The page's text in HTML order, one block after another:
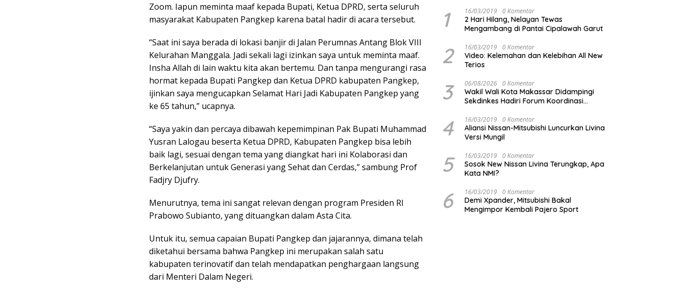
Zoom. Iapun meminta maaf kepada Bupati, Ketua DPRD, serta seluruh
masyarakat Kabupaten Pangkep karena batal hadir di acara tersebut.
“Saat ini saya berada di lokasi banjir di Jalan Perumnas Antang Blok VIII
Kelurahan Manggala. Jadi sekali lagi izinkan saya untuk meminta maaf.
Insha Allah di lain waktu kita akan bertemu. Dan tanpa mengurangi rasa
hormat kepada Bupati Pangkep dan Ketua DPRD kabupaten Pangkep,
ijinkan saya mengucapkan Selamat Hari Jadi Kabupaten Pangkep yang
ke 65 tahun,” ucapnya.
“Saya yakin dan percaya dibawah kepemimpinan Pak Bupati Muhammad
Yusran Lalogau beserta Ketua DPRD, Kabupaten Pangkep bisa lebih
baik lagi, sesuai dengan tema yang diangkat hari ini Kolaborasi dan
Berkelanjutan untuk Generasi yang Sehat dan Cerdas,” sambung Prof
Fadjry Djufry.
Menurutnya, tema ini sangat relevan dengan program Presiden RI
Prabowo Subianto, yang dituangkan dalam Asta Cita.
Untuk itu, semua capaian Bupati Pangkep dan jajarannya, dimana telah
diketahui bersama bahwa Pangkep ini merupakan salah satu
kabupaten terinovatif dan telah mendapatkan penghargaan langsung
dari Menteri Dalam Negeri.
1 16/03/2019 0 Komentar
2 Hari Hilang, Nelayan Tewas
Mengambang di Pantai Cipalawah Garut
2 16/03/2019 0 Komentar
Video: Kelemahan dan Kelebihan All New
Terios
3 06/08/2026 0 Komentar
Wakil Wali Kota Makassar Didampingi
Sekdinkes Hadiri Forum Koordinasi
Eliminasi AIDS, TBC, dan Malaria
4 16/03/2019 0 Komentar
Aliansi Nissan-Mitsubishi Luncurkan Livina
Versi Mungil
5 16/03/2019 0 Komentar
Sosok New Nissan Livina Terungkap, Apa
Kata NMI?
6 16/03/2019 0 Komentar
Demi Xpander, Mitsubishi Bakal
Mengimpor Kembali Pajero Sport